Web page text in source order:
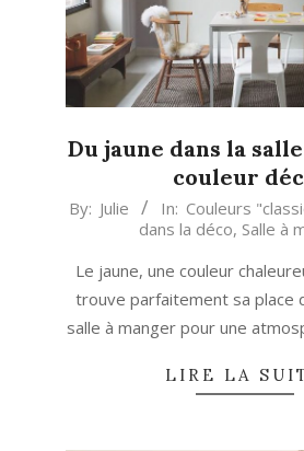
Du jaune dans la
couleur
2020-
24
By: Julie In: Couleurs
dans la déco, Salle à
Le jaune, une couleur
trouve parfaitement sa place
salle à manger pour une
LIRE LA